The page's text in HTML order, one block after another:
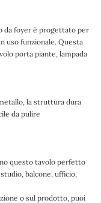
da foyer è progettato per
uso funzionale. Questa
porta piante, lampada
la struttura dura
da pulire
questo tavolo perfetto
balcone, ufficio,
o sul prodotto, puoi